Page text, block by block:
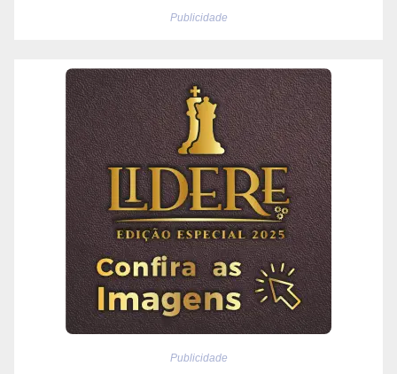
Publicidade
Publicidade